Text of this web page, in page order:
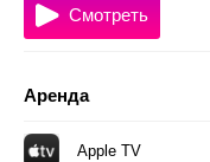
Смотреть
Аренда
Apple TV